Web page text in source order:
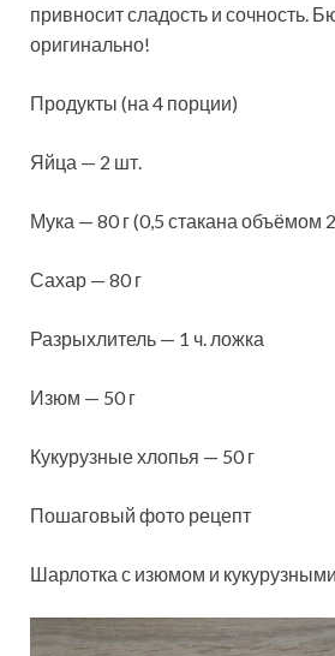
привносит сладость и сочность.
оригинально!
Продукты (на 4 порции)
Яйца — 2 шт.
Мука — 80 г (0,5 стакана объёмом
Сахар — 80 г
Разрыхлитель — 1 ч. ложка
Изюм — 50 г
Кукурузные хлопья — 50 г
Пошаговый фото рецепт
Шарлотка с изюмом и